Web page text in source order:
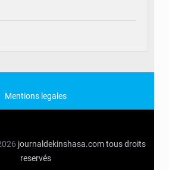
Mentions legales
journaldekinshasa.comtous droits
reservés